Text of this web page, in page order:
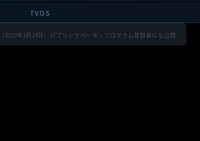
TVOS
年3月29日）パブリックベータ・プログラム登録者にも公開